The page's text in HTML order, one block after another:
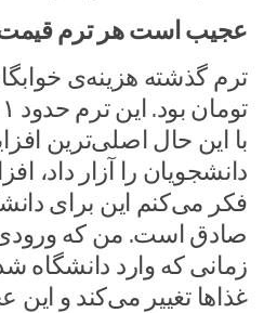
عجیب است هر ترم قیمت
با این حال اصلی‌ترین
دانشجویان را آزار داد،
فکر می‌کنم این برای
زمانی که وارد دانشگاه
غذاها تغییر می‌کند و